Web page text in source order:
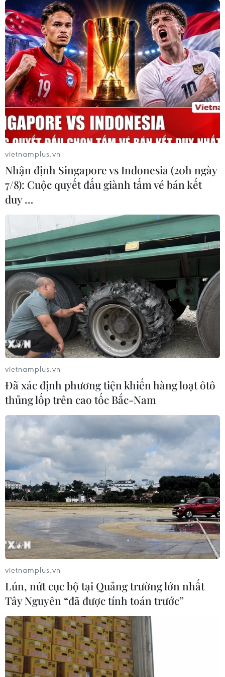
vietnamplus.vn
Nhận định Singapore vs Indonesia (20h ngày
7/8): Cuộc quyết đấu giành tấm vé bán kết
duy …
vietnamplus.vn
Đã xác định phương tiện khiến hàng loạt ôtô
thủng lốp trên cao tốc Bắc-Nam
vietnamplus.vn
Lún, nứt cục bộ tại Quảng trường lớn nhất
Tây Nguyên “đã được tính toán trước”